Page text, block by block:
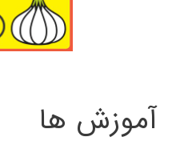
آموزش ها